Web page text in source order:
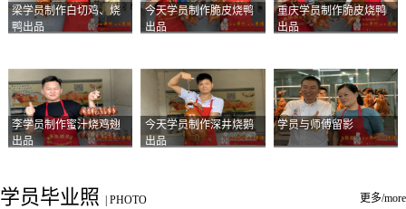
梁学员制作白切鸡、烧
鸭出品
今天学员制作脆皮烧鸭
出品
重庆学员制作脆皮烧鸭
出品
李学员制作蜜汁烧鸡翅
出品
今天学员制作深井烧鹅
出品
学员与师傅留影
学员毕业照 PHOTO 更多/more